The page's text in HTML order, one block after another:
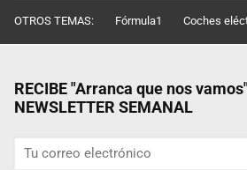
OTROS TEMAS: Fórmula1 Coches
RECIBE "Arranca que nos
NEWSLETTER SEMANAL